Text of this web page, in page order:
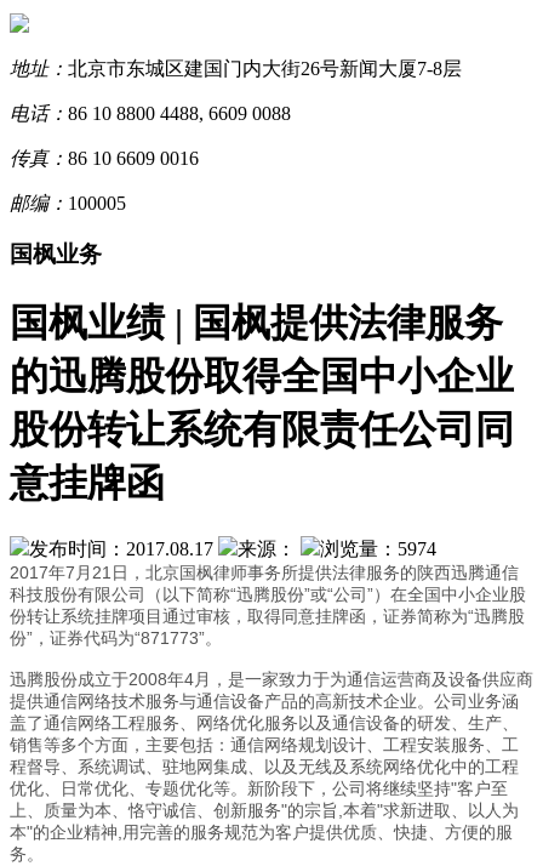
地址： 北京市东城区建国门内大街26号新闻大厦7-8层
电话： 86 10 8800 4488, 6609 0088
传真： 86 10 6609 0016
邮编： 100005
国枫业务
国枫业绩 | 国枫提供法律服务
的迅腾股份取得全国中小企业
股份转让系统有限责任公司同
意挂牌函
发布时间：2017.08.17 来源： 浏览量：5974
2017年7月21日，北京国枫律师事务所提供法律服务的陕西迅腾通信
科技股份有限公司（以下简称“迅腾股份”或“公司”）在全国中小企业股
份转让系统挂牌项目通过审核，取得同意挂牌函，证券简称为“迅腾股
份”，证券代码为“871773”。
迅腾股份成立于2008年4月，是一家致力于为通信运营商及设备供应商
提供通信网络技术服务与通信设备产品的高新技术企业。公司业务涵
盖了通信网络工程服务、网络优化服务以及通信设备的研发、生产、
销售等多个方面，主要包括：通信网络规划设计、工程安装服务、工
程督导、系统调试、驻地网集成、以及无线及系统网络优化中的工程
优化、日常优化、专题优化等。新阶段下，公司将继续坚持"客户至
上、质量为本、恪守诚信、创新服务"的宗旨,本着"求新进取、以人为
本"的企业精神,用完善的服务规范为客户提供优质、快捷、方便的服
务。